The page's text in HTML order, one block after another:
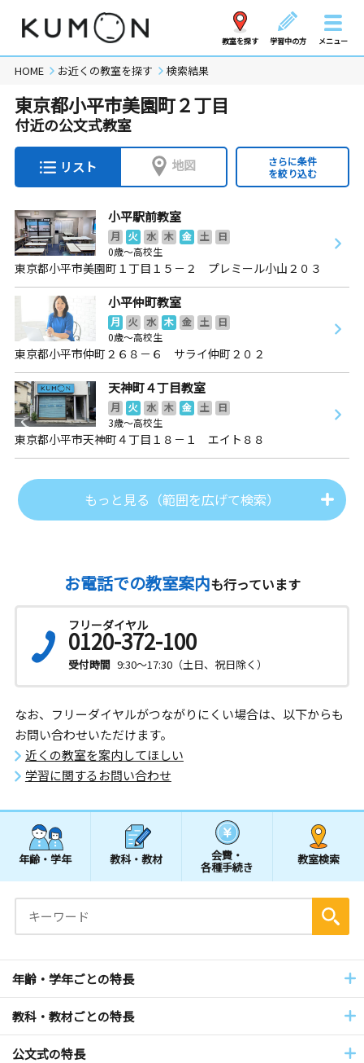
教室を探す 学習中の方 メニュー
HOME お近くの教室を探す 検索結果
東京都小平市美園町２丁目
付近の公文式教室
リスト 地図
さらに条件
を絞り込む
小平駅前教室
月 火 水 木 金 土
日
0歳～高校生
東京都小平市美園町１丁目１５－２ プレミール小山２０３
小平仲町教室
月 火 水 木 金 土
日
0歳～高校生
東京都小平市仲町２６８－６ サライ仲町２０２
天神町４丁目教室
月 火 水 木 金 土
日
3歳～高校生
東京都小平市天神町４丁目１８－１ エイト８８
もっと見る（範囲を広げて検索）
お電話での教室案内も行っています
フリーダイヤル
0120-372-100
受付時間 9:30～17:30（土日、祝日除く）
なお、フリーダイヤルがつながりにくい場合は、以下からも
お問い合わせいただけます。
近くの教室を案内してほしい
学習に関するお問い合わせ
年齢・学年 教科・教材 会費・
各種手続き
教室検索
年齢・学年ごとの特長
教科・教材ごとの特長
公文式の特長